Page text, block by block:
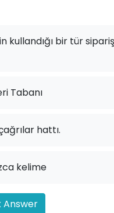
kullandığı bir tür sipariş
Tabanı
hattı.
kelime
Answer